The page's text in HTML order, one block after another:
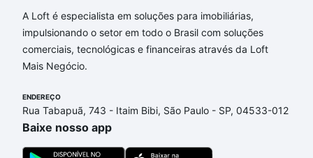
Aqui na Loft temos a oferta ideal para você, com
Imóveis com 2 quartos à venda em Vila Trinta e Um
de Março, Campinas, SP que custam a partir de R$
0 e com nossas opções de financiamento imobiliário
Se ainda tem alguma dúvida dos custos envolvidos
no processo de compra, veja em nosso portal
quanto custa comprar um apartamento
a gente para comprar o imóvel dos seus sonhos
A Loft é especialista em soluções para imobiliárias,
impulsionando o setor em todo o Brasil com soluções
comerciais, tecnológicas e financeiras através da Loft
Mais Negócio.
ENDEREÇO
Rua Tabapuã, 743 - Itaim Bibi, São Paulo - SP, 04533-012
Baixe nosso app